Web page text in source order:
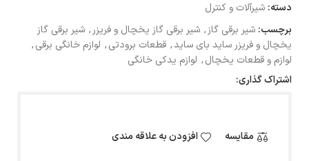
دسته: شیرآلات و کنترل
برچسب: شیر برقی گاز, شیر برقی گاز یخچال و فریزر , شیر برقی گاز
یخچال و فریزر ساید بای ساید, قطعات برودتی, لوازم خانگی برقی,
لوازم و قطعات یخچال, لوازم یدکی خانگی
اشتراک گذاری:
مقایسه افزودن به علاقه مندی